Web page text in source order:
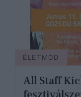
ÉLETMÓD
All Staff